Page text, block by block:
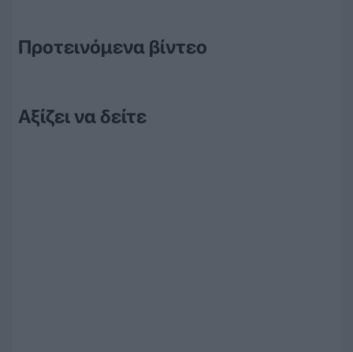
Προτεινόμενα βίντεο
Αξίζει να δείτε